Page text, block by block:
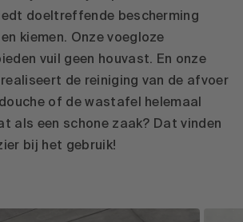
doeltreffende bescherming
kiemen. Onze voegloze
vuil geen houvast. En onze
de reiniging van de afvoer
of de wastafel helemaal
als een schone zaak? Dat vinden
bij het gebruik!